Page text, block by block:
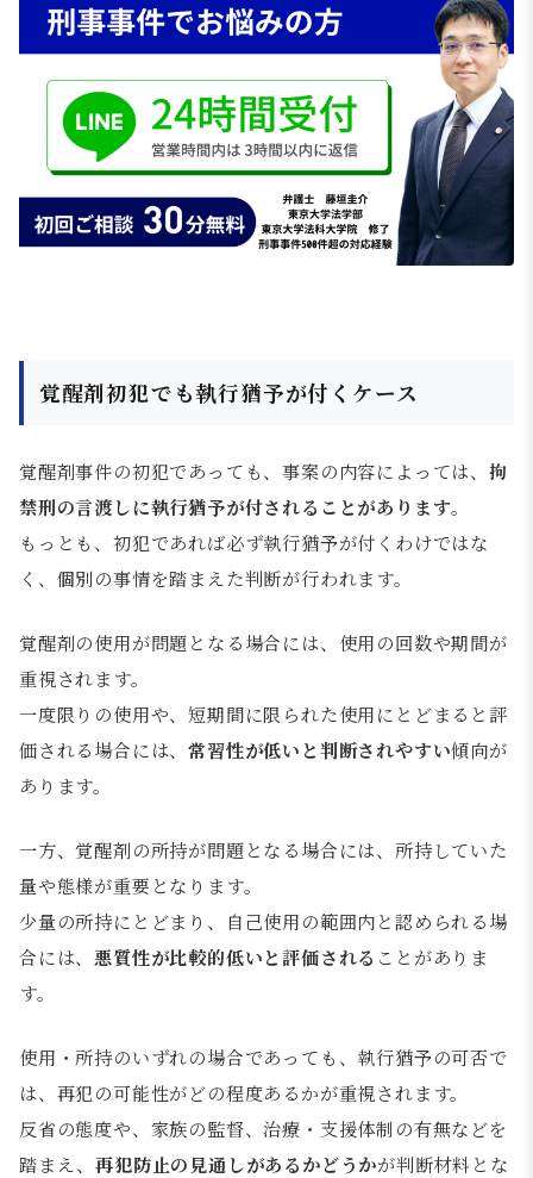
覚醒剤初犯でも執行猶予が付くケース
覚醒剤事件の初犯であっても、事案の内容によっては、 拘
禁刑の言渡しに執行猶予が付されることがあります。
もっとも、初犯であれば必ず執行猶予が付くわけではな
く、個別の事情を踏まえた判断が行われます。
覚醒剤の使用が問題となる場合には、使用の回数や期間が
重視されます。
一度限りの使用や、短期間に限られた使用にとどまると評
価される場合には、常習性が低いと判断されやすい傾向が
あります。
一方、覚醒剤の所持が問題となる場合には、所持していた
量や態様が重要となります。
少量の所持にとどまり、自己使用の範囲内と認められる場
合には、悪質性が比較的低いと評価される ことがありま
す。
使用・所持のいずれの場合であっても、執行猶予の可否で
は、再犯の可能性がどの程度あるかが重視されます。
反省の態度や、家族の監督、治療・支援体制の有無などを
踏まえ、再犯防止の見通しがあるかどうかが判断材料とな